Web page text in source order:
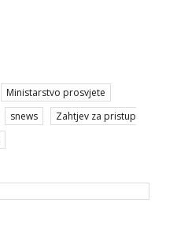
Ministarstvo prosvjete
snews
Zahtjev za pristup